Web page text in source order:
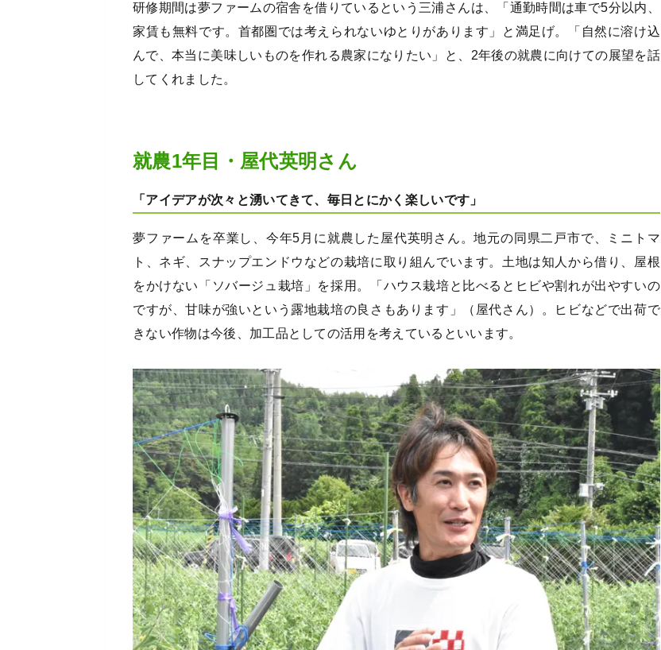
研修期間は夢ファームの宿舎を借りているという三浦さんは、「通勤時間は車で5分以内、
家賃も無料です。首都圏では考えられないゆとりがあります」と満足げ。「自然に溶け込
んで、本当に美味しいものを作れる農家になりたい」と、2年後の就農に向けての展望を話
してくれました。
就農1年目・屋代英明さん
「アイデアが次々と湧いてきて、毎日とにかく楽しいです」
夢ファームを卒業し、今年5月に就農した屋代英明さん。地元の同県二戸市で、ミニトマ
ト、ネギ、スナップエンドウなどの栽培に取り組んでいます。土地は知人から借り、屋根
をかけない「ソバージュ栽培」を採用。「ハウス栽培と比べるとヒビや割れが出やすいの
ですが、甘味が強いという露地栽培の良さもあります」（屋代さん）。ヒビなどで出荷で
きない作物は今後、加工品としての活用を考えているといいます。